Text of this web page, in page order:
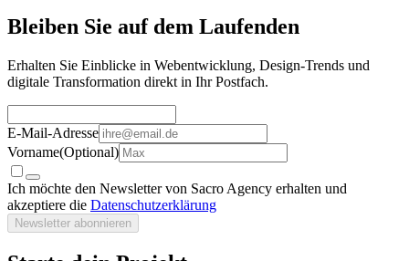
Bleiben Sie auf dem Laufenden
Erhalten Sie Einblicke in Webentwicklung, Design-Trends und
digitale Transformation direkt in Ihr Postfach.
E-Mail-Adresse
Vorname(Optional)
Ich möchte den Newsletter von Sacro Agency erhalten und
akzeptiere die Datenschutzerklärung
Newsletter abonnieren